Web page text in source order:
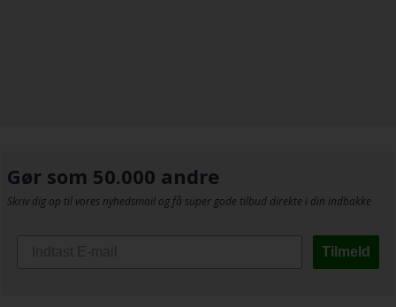
Gør som 50.000 andre
Skriv dig op til vores nyhedsmail og få super gode tilbud direkte i din indbakke
Tilmeld